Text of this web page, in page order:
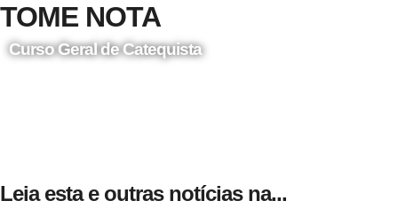
TOME NOTA
Curso Geral de Catequista
Leia esta e outras notícias na...